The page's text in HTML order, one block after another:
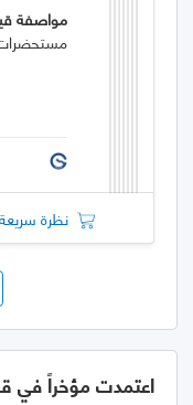
مواصفة
مستحضرات
نظرة سريعة
اعتمدت مؤخراً في